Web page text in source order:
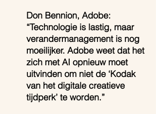
Don Bennion, Adobe:
“Technologie is lastig, maar
verandermanagement is nog
moeilijker. Adobe weet dat het
zich met AI opnieuw moet
uitvinden om niet de ‘Kodak
van het digitale creatieve
tijdperk’ te worden.”